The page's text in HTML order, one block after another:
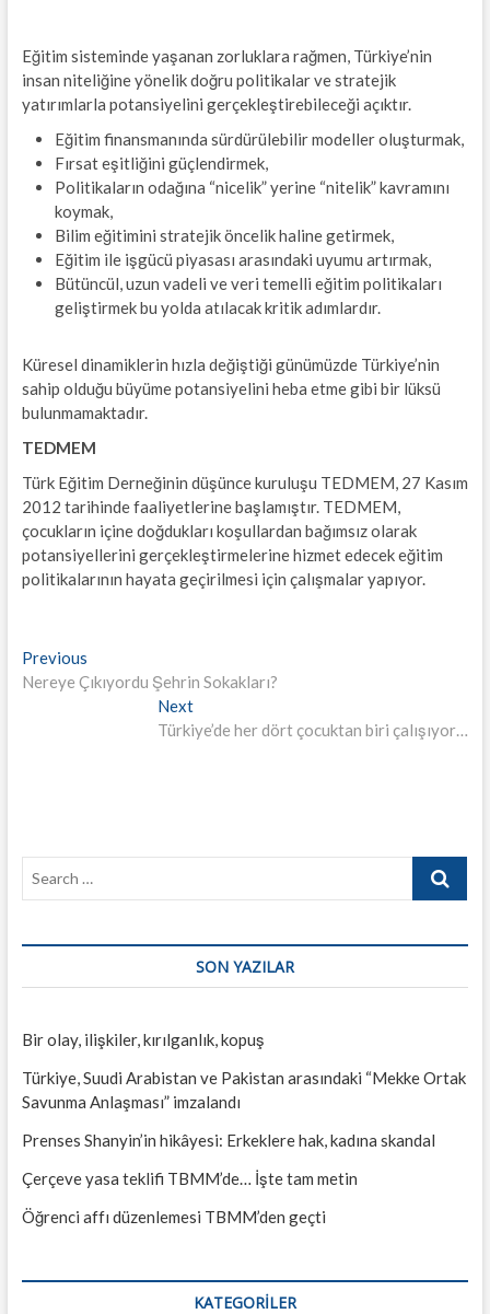
Eğitim sisteminde yaşanan zorluklara rağmen, Türkiye’nin
insan niteliğine yönelik doğru politikalar ve stratejik
yatırımlarla potansiyelini gerçekleştirebileceği açıktır.
Eğitim finansmanında sürdürülebilir modeller oluşturmak,
Fırsat eşitliğini güçlendirmek,
Politikaların odağına “nicelik” yerine “nitelik” kavramını
koymak,
Bilim eğitimini stratejik öncelik haline getirmek,
Eğitim ile işgücü piyasası arasındaki uyumu artırmak,
Bütüncül, uzun vadeli ve veri temelli eğitim politikaları
geliştirmek bu yolda atılacak kritik adımlardır.
Küresel dinamiklerin hızla değiştiği günümüzde Türkiye’nin
sahip olduğu büyüme potansiyelini heba etme gibi bir lüksü
bulunmamaktadır.
TEDMEM
Türk Eğitim Derneğinin düşünce kuruluşu TEDMEM, 27 Kasım
2012 tarihinde faaliyetlerine başlamıştır. TEDMEM,
çocukların içine doğdukları koşullardan bağımsız olarak
potansiyellerini gerçekleştirmelerine hizmet edecek eğitim
politikalarının hayata geçirilmesi için çalışmalar yapıyor.
Yazı
gezinmesi
PreviousPrevious
post:
Nereye Çıkıyordu Şehrin Sokakları?
NextNext
post:
Türkiye’de her dört çocuktan biri çalışıyor…
Search
SON YAZILAR
Bir olay, ilişkiler, kırılganlık, kopuş
Türkiye, Suudi Arabistan ve Pakistan arasındaki “Mekke Ortak
Savunma Anlaşması” imzalandı
Prenses Shanyin’in hikâyesi: Erkeklere hak, kadına skandal
Çerçeve yasa teklifi TBMM’de… İşte tam metin
Öğrenci affı düzenlemesi TBMM’den geçti
KATEGORILER